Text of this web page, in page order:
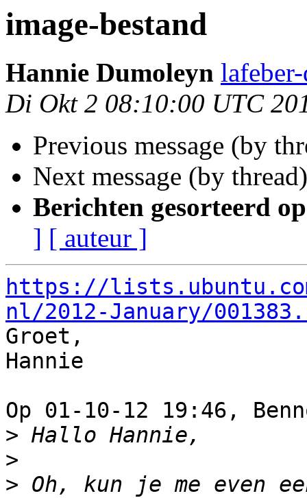
image-bestand
Hannie Dumoleyn
Di Okt 2 08:10:00 UTC
Previous message (by
Next message (by
Berichten gesorteerd
] [ auteur ]
https://
nl/2012-January/
Groet,
Hannie
Op 01-10-12 19:46,
>
>
> Oh, kun je me even